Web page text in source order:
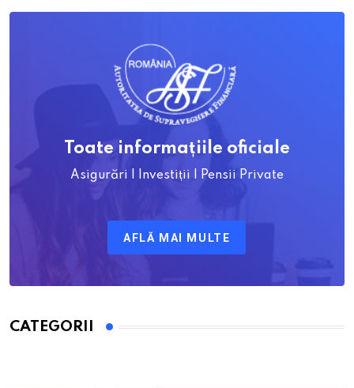
Toate informațiile oficiale
Asigurări | Investiții | Pensii Private
AFLĂ MAI MULTE
CATEGORII